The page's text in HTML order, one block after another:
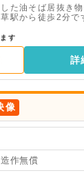
た油そば居抜き
駅から徒歩2分で
コールドテーブ
となります。な
す
詳
像
造作無償